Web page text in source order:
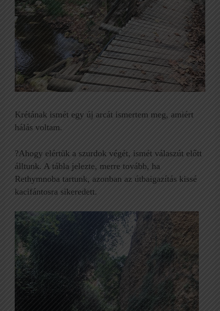
Krétának ismét egy új arcát ismertem meg, amiért
hálás voltam.
?Ahogy elértük a szurdok végét, ismét válaszút előtt
álltunk. A tábla jelezte, merre tovább, ha
Rethymnoba tartunk, azonban az útbaigazítás kissé
kacifántosra sikeredett.